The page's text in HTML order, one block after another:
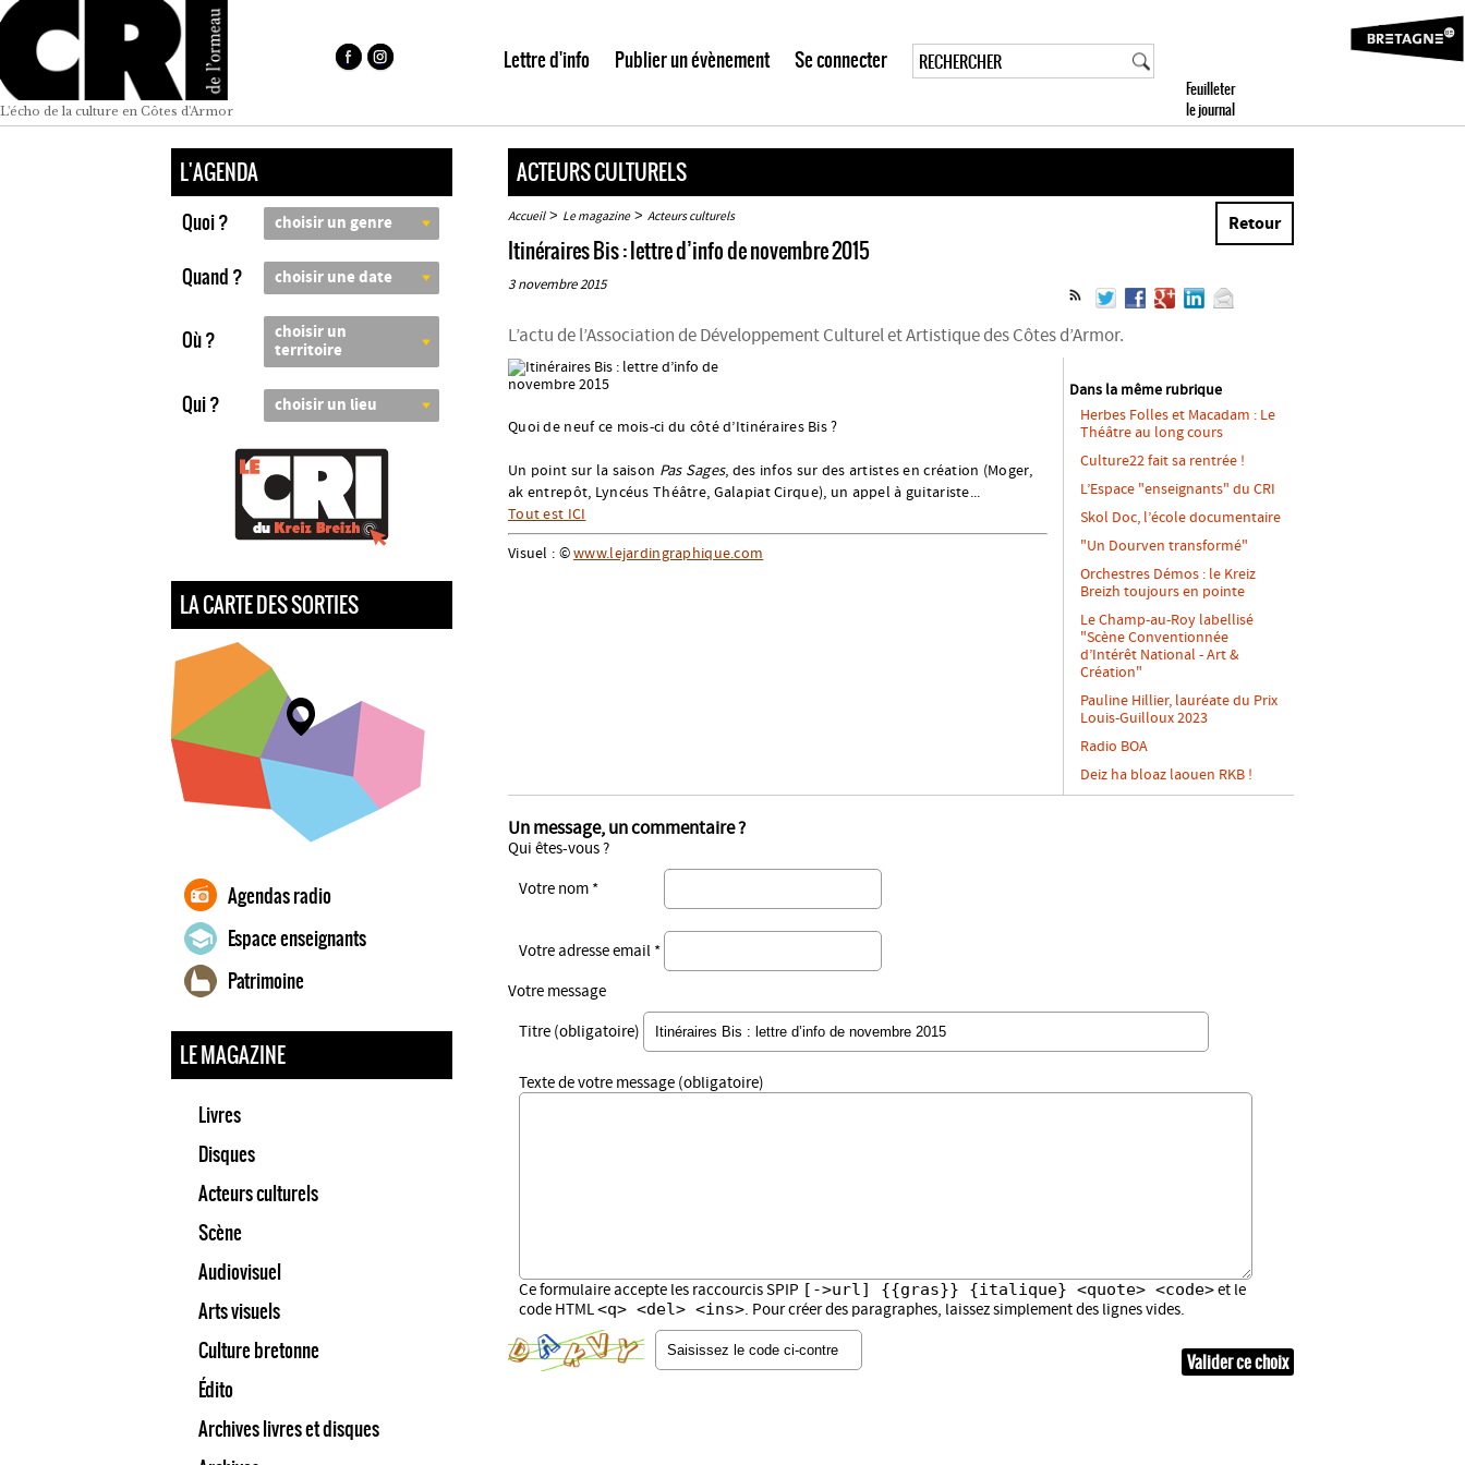
L'écho de la culture en Côtes d'Armor
Lettre d'info Publier un évènement Se connecter
L'AGENDA
Quoi ? choisir un genre
Quand ? choisir une date
Où ?
choisir un
territoire
Qui ? choisir un lieu
LA CARTE DES SORTIES
Agendas radio
Espace enseignants
Patrimoine
LE MAGAZINE
Livres
Disques
Acteurs culturels
Scène
Audiovisuel
Arts visuels
Culture bretonne
Édito
Archives livres et disques
ACTEURS CULTURELS
Accueil> Le magazine> Acteurs culturels Retour
Itinéraires Bis : lettre d’info de novembre 2015
3 novembre 2015
L’actu de l’Association de Développement Culturel et Artistique des Côtes d’Armor.
Quoi de neuf ce mois-ci du côté d’Itinéraires Bis ?
Un point sur la saison Pas Sages, des infos sur des artistes en création (Moger,
ak entrepôt, Lyncéus Théâtre, Galapiat Cirque), un appel à guitariste...
Tout est ICI
Visuel : ©www.lejardingraphique.com
Dans la même rubrique
Herbes Folles et Macadam : Le
Théâtre au long cours
Culture22 fait sa rentrée !
L’Espace "enseignants" du CRI
Skol Doc, l’école documentaire
"Un Dourven transformé"
Orchestres Démos : le Kreiz
Breizh toujours en pointe
Le Champ-au-Roy labellisé
"Scène Conventionnée
d’Intérêt National - Art &
Création"
Pauline Hillier, lauréate du Prix
Louis-Guilloux 2023
Radio BOA
Deiz ha bloaz laouen RKB !
Un message, un commentaire ?
Qui êtes-vous ?
Votre nom *
Votre adresse email *
Votre message
Titre (obligatoire)
Texte de votre message (obligatoire)
Ce formulaire accepte les raccourcis SPIP [->url] {{gras}} {italique} <quote> <code>et le
code HTML<q> <del> <ins>. Pour créer des paragraphes, laissez simplement des lignes vides.